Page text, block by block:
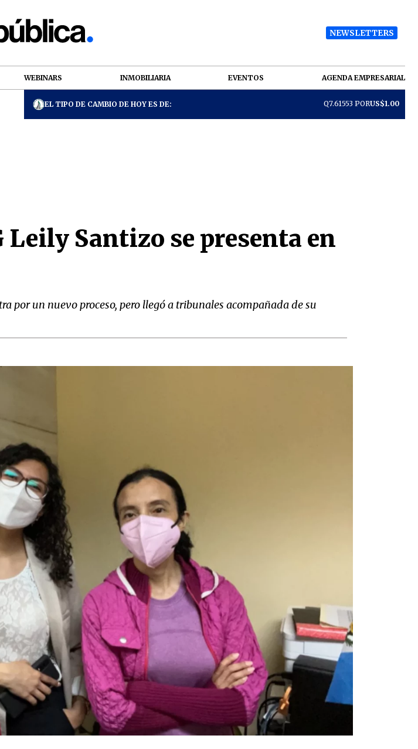
NEWSLETTERS
WEBINARS INMOBILIARIA EVENTOS AGENDA EMPRESARIAL
EL TIPO DE CAMBIO DE HOY ES DE: Q7.61553 PORUS$1.00
Santizo se presenta en
por un nuevo proceso, pero llegó a tribunales acompañada de su